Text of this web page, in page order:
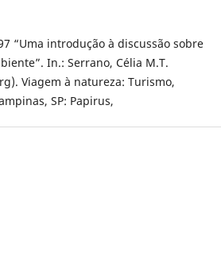
“Uma introdução à discussão sobre
In.: Serrano, Célia M.T.
Viagem à natureza: Turismo,
SP: Papirus,